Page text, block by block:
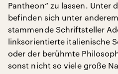
Pantheon“ zu lassen. Unter
befinden sich unter
stammende Schriftsteller
linksorientierte italienische
oder der berühmte
sonst nicht so viele große